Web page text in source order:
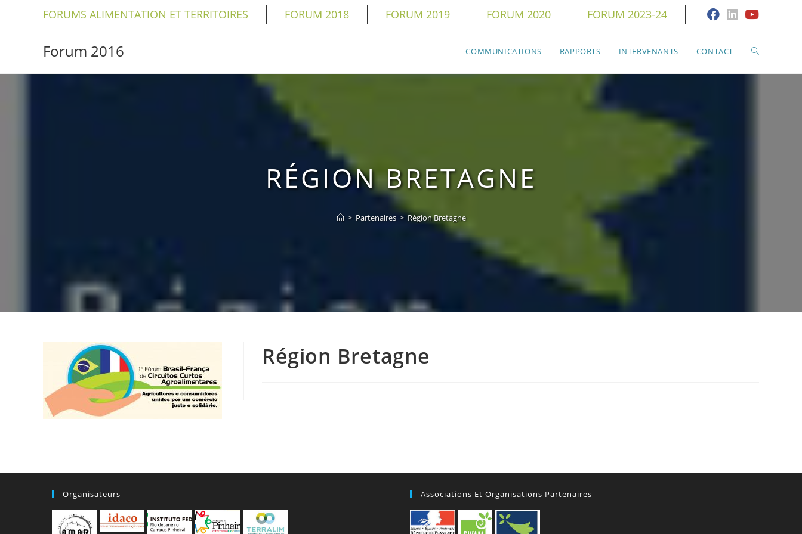
FORUMS ALIMENTATION ET TERRITOIRES FORUM 2018 FORUM 2019 FORUM 2020 FORUM 2023-24
Forum 2016 COMMUNICATIONS RAPPORTS INTERVENANTS CONTACT TOGGLE
RÉGION BRETAGNE
> Partenaires > Région Bretagne
Région Bretagne
Organisateurs Associations Et Organisations Partenaires